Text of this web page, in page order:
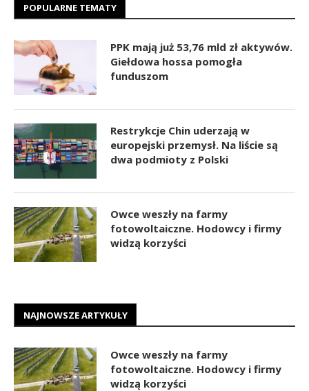
POPULARNE TEMATY
PPK mają już 53,76 mld zł aktywów.
Giełdowa hossa pomogła
funduszom
Restrykcje Chin uderzają w
europejski przemysł. Na liście są
dwa podmioty z Polski
Owce weszły na farmy
fotowoltaiczne. Hodowcy i firmy
widzą korzyści
NAJNOWSZE ARTYKUŁY
Owce weszły na farmy
fotowoltaiczne. Hodowcy i firmy
widzą korzyści